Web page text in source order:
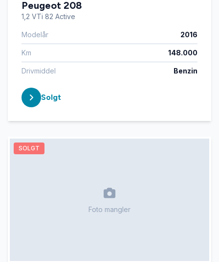
Peugeot 208
1,2 VTi 82 Active
Modelår 2016
Km 148.000
Drivmiddel Benzin
Solgt
SOLGT
Foto mangler